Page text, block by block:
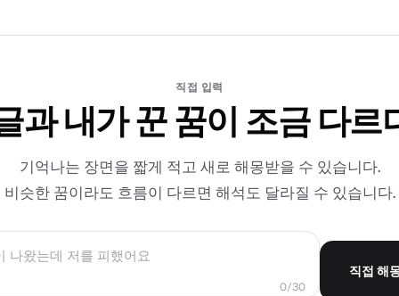
직접 입력
과 내가 꾼 꿈이 조금 다르
기억나는 장면을 짧게 적고 새로 해몽받을 수 있습니다.
비슷한 꿈이라도 흐름이 다르면 해석도 달라질 수 있습니다.
0/30
직접 해